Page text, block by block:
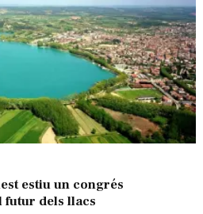
estiu un congrés
futur dels llacs